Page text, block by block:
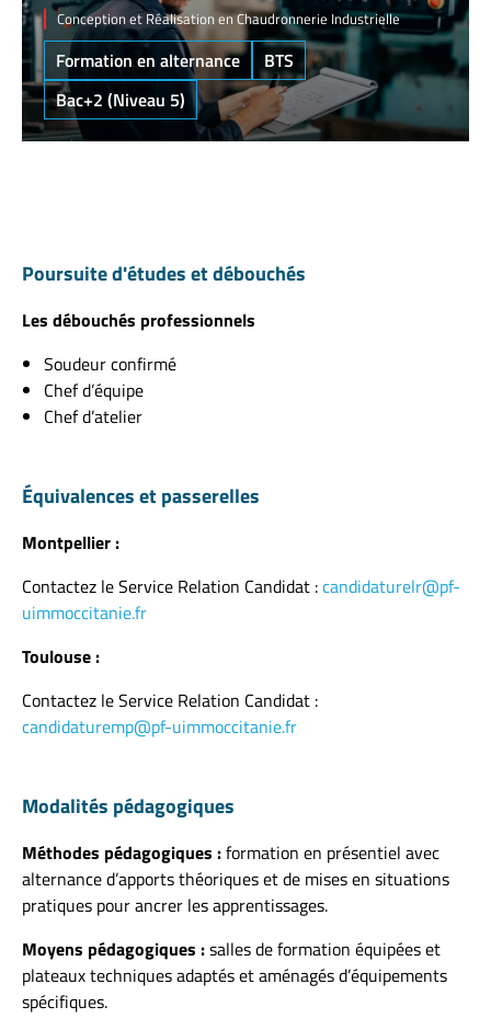
Conception et Réalisation en Chaudronnerie Industrielle
Formation en alternance
BTS
Bac+2 (Niveau 5)
Poursuite d'études et débouchés
Les débouchés professionnels
Soudeur confirmé
Chef d’équipe
Chef d’atelier
Équivalences et passerelles
Montpellier :
Contactez le Service Relation Candidat :candidaturelr@pf-
uimmoccitanie.fr
Toulouse :
Contactez le Service Relation Candidat :
candidaturemp@pf-uimmoccitanie.fr
Modalités pédagogiques
Méthodes pédagogiques :formation en présentiel avec
alternance d’apports théoriques et de mises en situations
pratiques pour ancrer les apprentissages.
Moyens pédagogiques :salles de formation équipées et
plateaux techniques adaptés et aménagés d’équipements
spécifiques.